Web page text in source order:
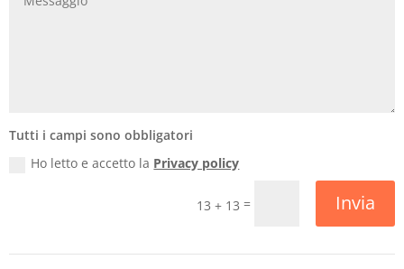
Tutti i campi sono obbligatori
Ho letto e accetto la Privacy policy
13 + 13 = Invia